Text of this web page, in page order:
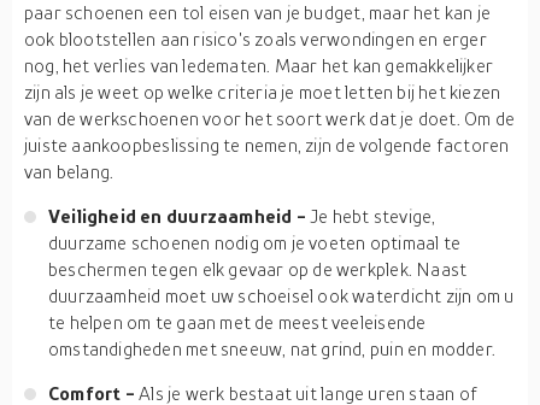
paar schoenen een tol eisen van je budget, maar het kan je
ook blootstellen aan risico's zoals verwondingen en erger
nog, het verlies van ledematen. Maar het kan gemakkelijker
zijn als je weet op welke criteria je moet letten bij het kiezen
van de werkschoenen voor het soort werk dat je doet. Om de
juiste aankoopbeslissing te nemen, zijn de volgende factoren
van belang.
Veiligheid en duurzaamheid - Je hebt stevige,
duurzame schoenen nodig om je voeten optimaal te
beschermen tegen elk gevaar op de werkplek. Naast
duurzaamheid moet uw schoeisel ook waterdicht zijn om u
te helpen om te gaan met de meest veeleisende
omstandigheden met sneeuw, nat grind, puin en modder.
Comfort -Als je werk bestaat uit lange uren staan of